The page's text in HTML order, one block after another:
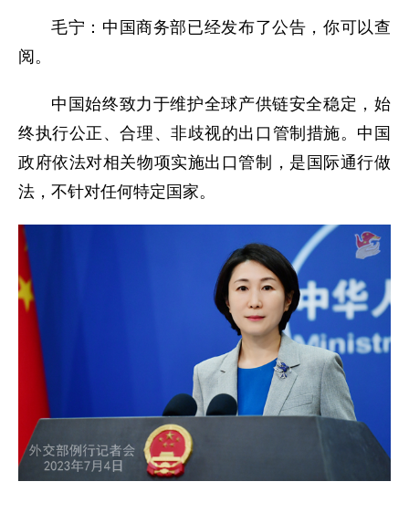
毛宁：中国商务部已经发布了公告，你可以查
阅。
中国始终致力于维护全球产供链安全稳定，始
终执行公正、合理、非歧视的出口管制措施。中国
政府依法对相关物项实施出口管制，是国际通行做
法，不针对任何特定国家。